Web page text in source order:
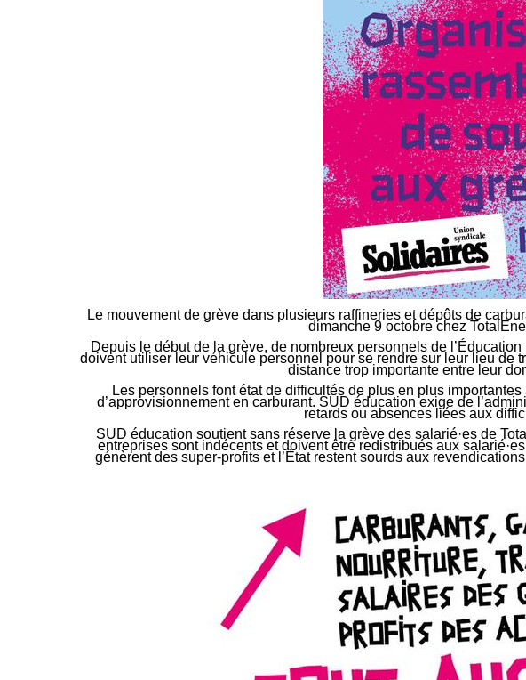
Le mouvement de grève dans plusieurs raffineries et dépôts de
dimanche 9 octobre chez
Depuis le début de la grève, de nombreux personnels de
doivent utiliser leur véhicule personnel pour se rendre sur leur lieu de
distance trop importante entre leur
Les personnels font état de difficultés de plus en plus
d’approvisionnement en carburant. SUD éducation exige de
retards ou absences liées aux
SUD éducation soutient sans réserve la grève des salarié·es de
entreprises sont indécents et doivent être redistribués aux
génèrent des super-profits et l’État restent sourds aux